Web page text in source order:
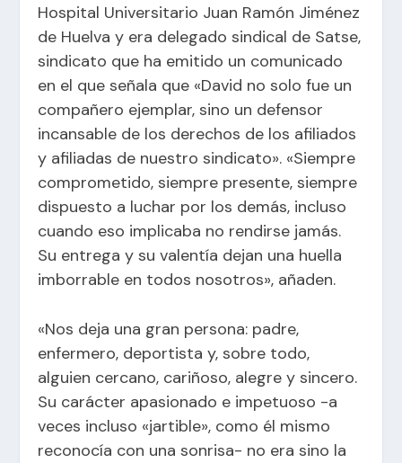
Hospital Universitario Juan Ramón Jiménez
de Huelva y era delegado sindical de Satse,
sindicato que ha emitido un comunicado
en el que señala que «David no solo fue un
compañero ejemplar, sino un defensor
incansable de los derechos de los afiliados
y afiliadas de nuestro sindicato». «Siempre
comprometido, siempre presente, siempre
dispuesto a luchar por los demás, incluso
cuando eso implicaba no rendirse jamás.
Su entrega y su valentía dejan una huella
imborrable en todos nosotros», añaden.
«Nos deja una gran persona: padre,
enfermero, deportista y, sobre todo,
alguien cercano, cariñoso, alegre y sincero.
Su carácter apasionado e impetuoso -a
veces incluso «jartible», como él mismo
reconocía con una sonrisa- no era sino la